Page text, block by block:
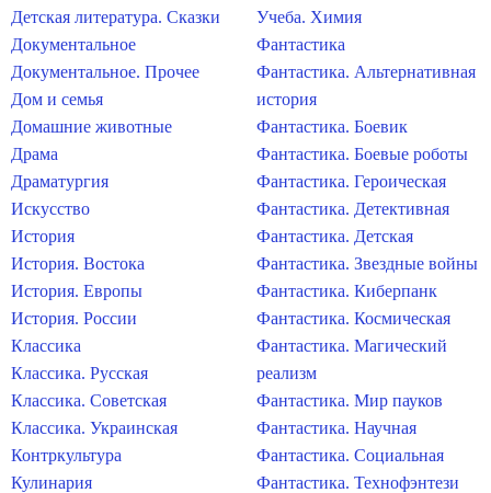
Детская литература. Сказки
Документальное
Документальное. Прочее
Дом и семья
Домашние животные
Драма
Драматургия
Искусство
История
История. Востока
История. Европы
История. России
Классика
Классика. Русская
Классика. Советская
Классика. Украинская
Контркультура
Кулинария
Учеба. Химия
Фантастика
Фантастика. Альтернативная
история
Фантастика. Боевик
Фантастика. Боевые роботы
Фантастика. Героическая
Фантастика. Детективная
Фантастика. Детская
Фантастика. Звездные войны
Фантастика. Киберпанк
Фантастика. Космическая
Фантастика. Магический
реализм
Фантастика. Мир пауков
Фантастика. Научная
Фантастика. Социальная
Фантастика. Технофэнтези